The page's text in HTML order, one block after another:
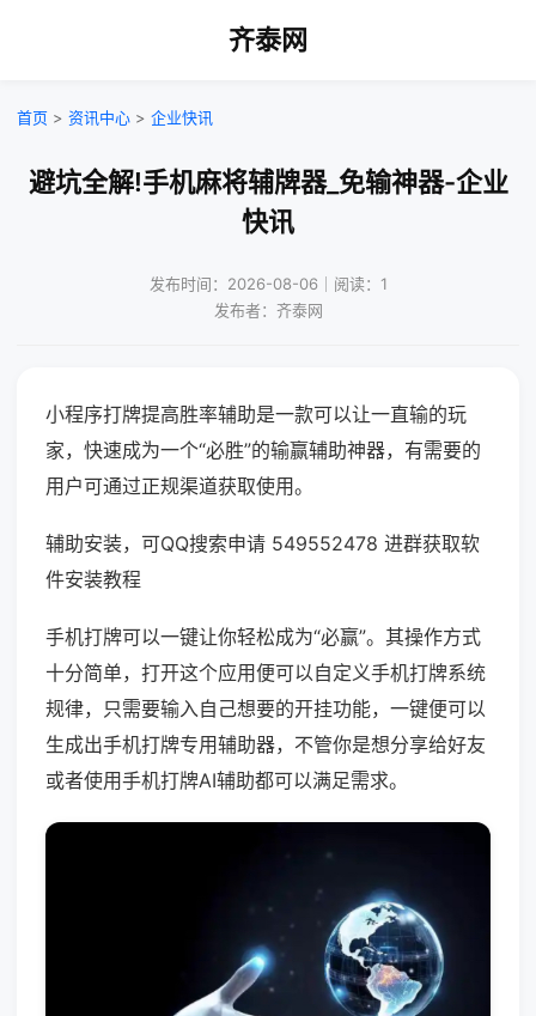
齐泰网
首页 > 资讯中心 > 企业快讯
避坑全解!手机麻将辅牌器_免输神器-企业
快讯
发布时间：2026-08-06｜阅读：1
发布者：齐泰网
小程序打牌提高胜率辅助是一款可以让一直输的玩
家，快速成为一个“必胜”的输赢辅助神器，有需要的
用户可通过正规渠道获取使用。
辅助安装，可QQ搜索申请 549552478 进群获取软
件安装教程
手机打牌可以一键让你轻松成为“必赢”。其操作方式
十分简单，打开这个应用便可以自定义手机打牌系统
规律，只需要输入自己想要的开挂功能，一键便可以
生成出手机打牌专用辅助器，不管你是想分享给好友
或者使用手机打牌AI辅助都可以满足需求。